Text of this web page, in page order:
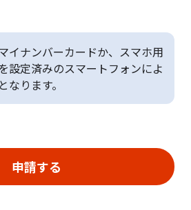
イナンバーカードか、スマホ用
設定済みのスマートフォンによ
なります。